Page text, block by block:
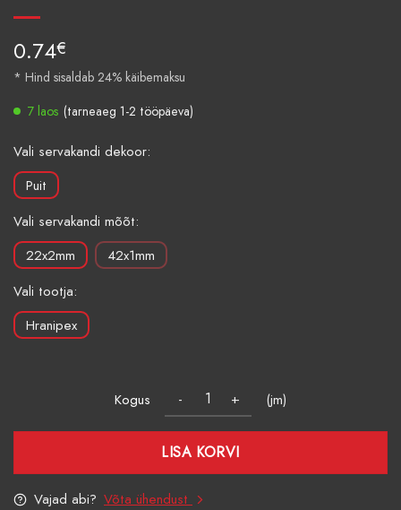
0.74€
* Hind sisaldab 24% käibemaksu
7 laos (tarneaeg 1-2 tööpäeva)
Vali servakandi dekoor:
Puit
Vali servakandi mõõt:
22x2mm
42x1mm
Vali tootja:
Hranipex
Kogus (jm)
LISA KORVI
Vajad abi? Võta ühendust